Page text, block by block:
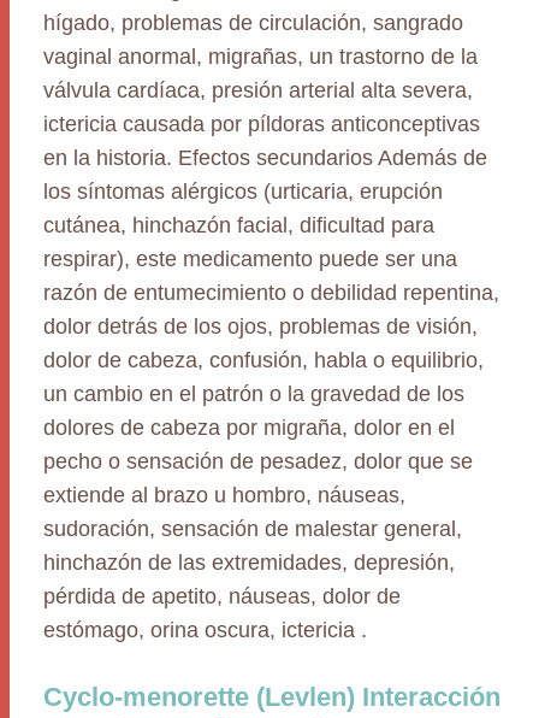
hígado, problemas de circulación, sangrado
vaginal anormal, migrañas, un trastorno de la
válvula cardíaca, presión arterial alta severa,
ictericia causada por píldoras anticonceptivas
en la historia. Efectos secundarios Además de
los síntomas alérgicos (urticaria, erupción
cutánea, hinchazón facial, dificultad para
respirar), este medicamento puede ser una
razón de entumecimiento o debilidad repentina,
dolor detrás de los ojos, problemas de visión,
dolor de cabeza, confusión, habla o equilibrio,
un cambio en el patrón o la gravedad de los
dolores de cabeza por migraña, dolor en el
pecho o sensación de pesadez, dolor que se
extiende al brazo u hombro, náuseas,
sudoración, sensación de malestar general,
hinchazón de las extremidades, depresión,
pérdida de apetito, náuseas, dolor de
estómago, orina oscura, ictericia .
Cyclo-menorette (Levlen) Interacción